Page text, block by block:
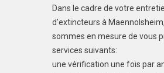
Dans le cadre de votre
d'extincteurs à
sommes en mesure de vous
services suivants:
une vérification une fois par